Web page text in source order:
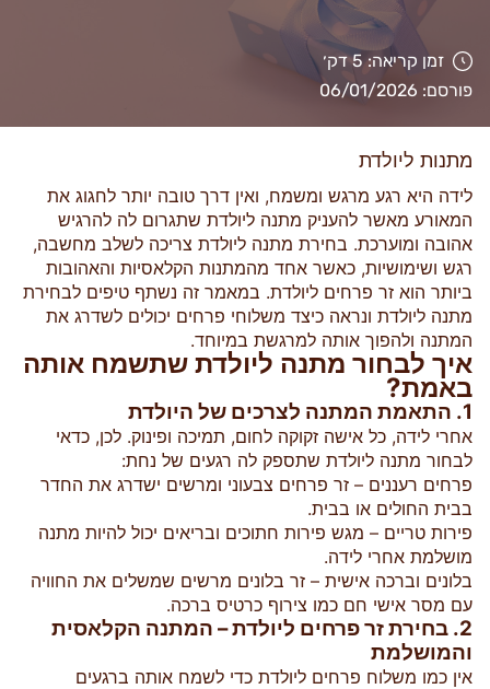
זמן קריאה: 5 דק׳
פורסם: 06/01/2026
מתנות ליולדת
לידה היא רגע מרגש ומשמח, ואין דרך טובה יותר לחגוג את
המאורע מאשר להעניק מתנה ליולדת שתגרום לה להרגיש
אהובה ומוערכת. בחירת מתנה ליולדת צריכה לשלב מחשבה,
רגש ושימושיות, כאשר אחד מהמתנות הקלאסיות והאהובות
ביותר הוא זר פרחים ליולדת. במאמר זה נשתף טיפים לבחירת
מתנה ליולדת ונראה כיצד משלוחי פרחים יכולים לשדרג את
המתנה ולהפוך אותה למרגשת במיוחד.
איך לבחור מתנה ליולדת שתשמח אותה
באמת?
1. התאמת המתנה לצרכים של היולדת
אחרי לידה, כל אישה זקוקה לחום, תמיכה ופינוק. לכן, כדאי
לבחור מתנה ליולדת שתספק לה רגעים של נחת:
פרחים רעננים – זר פרחים צבעוני ומרשים ישדרג את החדר
בבית החולים או בבית.
פירות טריים – מגש פירות חתוכים ובריאים יכול להיות מתנה
מושלמת אחרי לידה.
בלונים וברכה אישית – זר בלונים מרשים שמשלים את החוויה
עם מסר אישי חם כמו צירוף כרטיס ברכה.
2. בחירת זר פרחים ליולדת – המתנה הקלאסית
והמושלמת
אין כמו משלוח פרחים ליולדת כדי לשמח אותה ברגעים